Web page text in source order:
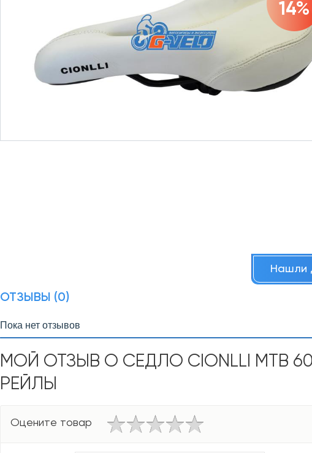
14%
Нашли
ОТЗЫВЫ (0)
Пока нет отзывов
МОЙ ОТЗЫВ О СЕДЛО CIONLLI MTB
РЕЙЛЫ
Оцените товар